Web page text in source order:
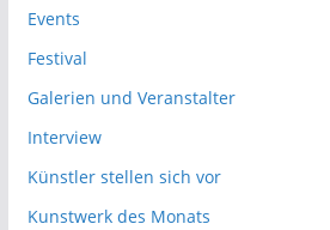
Events
Festival
Galerien und Veranstalter
Interview
Künstler stellen sich vor
Kunstwerk des Monats